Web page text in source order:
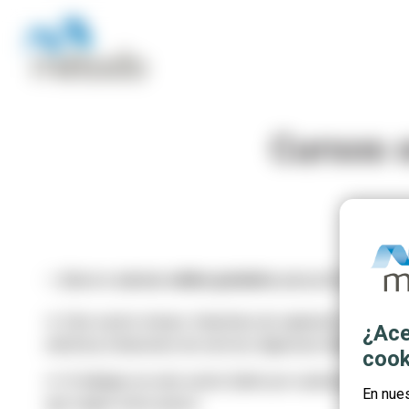
Cursos
para profesionales
⏩ Este sector incluye: Industrias de captación,
eléctrica; Estaciones de servicio; Agencias
En